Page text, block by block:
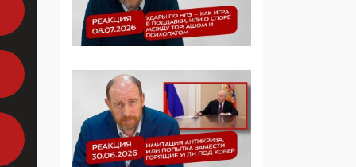
Эзотерика,
инфоцыганство и
лженаука под ширмой
ценностей: кто и с чем
выступал на форуме
«Россия 809. Традиции
будущего»